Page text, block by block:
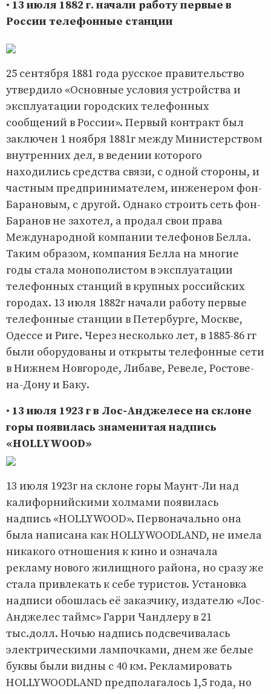
• 13 июля 1882 г. начали работу первые в
России телефонные станции
25 сентября 1881 года русское правительство
утвердило «Основные условия устройства и
эксплуатации городских телефонных
сообщений в России». Первый контракт был
заключен 1 ноября 1881г между Министерством
внутренних дел, в ведении которого
находились средства связи, с одной стороны, и
частным предпринимателем, инженером фон-
Барановым, с другой. Однако строить сеть фон-
Баранов не захотел, а продал свои права
Международной компании телефонов Белла.
Таким образом, компания Белла на многие
годы стала монополистом в эксплуатации
телефонных станций в крупных российских
городах. 13 июля 1882г начали работу первые
телефонные станции в Петербурге, Москве,
Одессе и Риге. Через несколько лет, в 1885-86 гг
были оборудованы и открыты телефонные сети
в Нижнем Новгороде, Либаве, Ревеле, Ростове-
на-Дону и Баку.
• 13 июля 1923 г в Лос-Анджелесе на склоне
горы появилась знаменитая надпись
«HOLLYWOOD»
13 июля 1923г на склоне горы Маунт-Ли над
калифорнийскими холмами появилась
надпись «HOLLYWOOD». Первоначально она
была написана как HOLLYWOODLAND, не имела
никакого отношения к кино и означала
рекламу нового жилищного района, но сразу же
стала привлекать к себе туристов. Установка
надписи обошлась её заказчику, издателю «Лос-
Анджелес таймс» Гарри Чандлеру в 21
тыс.долл. Ночью надпись подсвечивалась
электрическими лампочками, днем же белые
буквы были видны с 40 км. Рекламировать
HOLLYWOODLAND предполагалось 1,5 года, но